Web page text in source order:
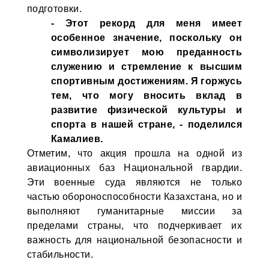
подготовки.
- Этот рекорд для меня имеет
особенное значение, поскольку он
символизирует мою преданность
служению и стремление к высшим
спортивным достижениям. Я горжусь
тем, что могу вносить вклад в
развитие физической культуры и
спорта в нашей стране, - поделился
Камалиев.
Отметим, что акция прошла на одной из
авиационных баз Национальной гвардии.
Эти военные суда являются не только
частью обороноспособности Казахстана, но и
выполняют гуманитарные миссии за
пределами страны, что подчеркивает их
важность для национальной безопасности и
стабильности.